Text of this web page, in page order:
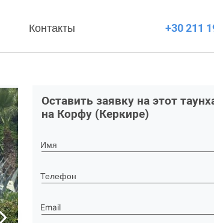
Контакты +30 211
Оставить заявку на этот
на Корфу (Керкире)
Имя
Телефон
Email